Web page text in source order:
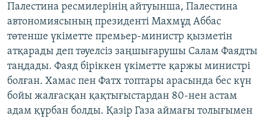
Search
ӘЛЕМ
АРНАЙЫ ЖОБАЛАР
Русский
ЖАЗЫЛЫҢЫЗ
Палестина ресмилерінің айтуынша, Палестина
автономиясының президенті Махмұд Аббас
төтенше үкіметте премьер-министр қызметін
атқарады деп тәуелсіз заңшығарушы Салам Фаядты
таңдады. Фаяд біріккен үкіметте қаржы министрі
болған. Хамас пен Фатх топтары арасында бес күн
бойы жалғасқан қақтығыстардан 80-нен астам
адам құрбан болды. Қазір Газа аймағы толығымен